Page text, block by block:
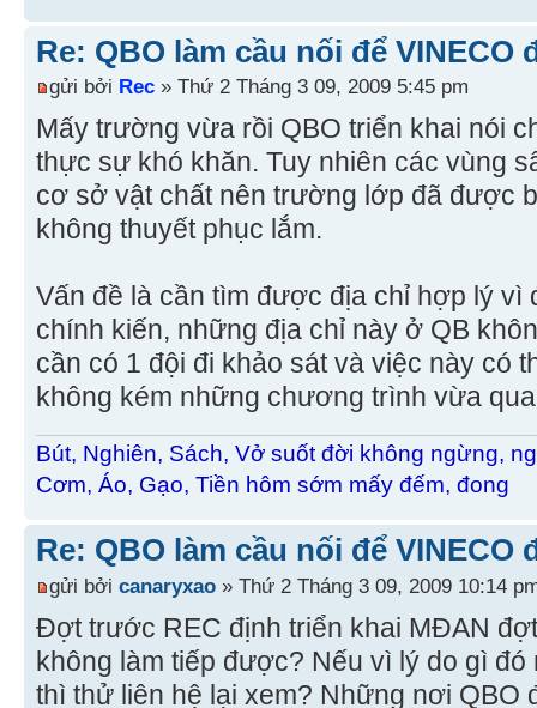
Re: QBO làm cầu nối để VINECO
gửi bởi Rec » Thứ 2 Tháng 3 09, 2009 5:45 pm
Mấy trường vừa rồi QBO triển khai nói
thực sự khó khăn. Tuy nhiên các vùng
cơ sở vật chất nên trường lớp đã được
không thuyết phục lắm.
Vấn đề là cần tìm được địa chỉ hợp lý vì
chính kiến, những địa chỉ này ở QB
cần có 1 đội đi khảo sát và việc này có
không kém những chương trình vừa
Bút, Nghiên, Sách, Vở suốt đời không ngừng,
Cơm, Áo, Gạo, Tiền hôm sớm mấy đếm, đong
Re: QBO làm cầu nối để VINECO
gửi bởi canaryxao » Thứ 2 Tháng 3 09, 2009 10:14
Đợt trước REC định triển khai MĐAN
không làm tiếp được? Nếu vì lý do gì
thì thử liên hệ lại xem? Những nơi QBO